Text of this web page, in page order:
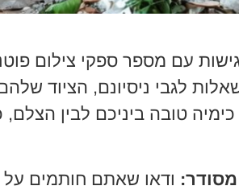
עם מספר ספקי צילום
לגבי ניסיונם, הציוד
טובה ביניכם לבין הצלם,
מסודר: ודאו שאתם חותמים